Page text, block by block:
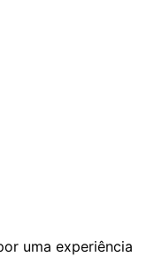
uma experiência